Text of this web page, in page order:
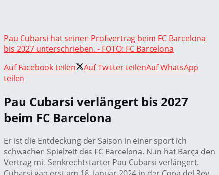
Pau Cubarsi hat seinen Profivertrag beim FC Barcelona
bis 2027 unterschrieben. - FOTO: FC Barcelona
Auf Facebook teilen
Auf Twitter teilenAuf WhatsApp
teilen
Pau Cubarsi verlängert bis 2027
beim FC Barcelona
Er ist die Entdeckung der Saison in einer sportlich
schwachen Spielzeit des FC Barcelona. Nun hat Barça den
Vertrag mit Senkrechtstarter Pau Cubarsi verlängert.